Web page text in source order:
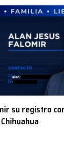
su registro